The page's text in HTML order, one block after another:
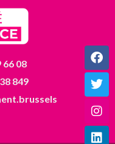
66 08
849